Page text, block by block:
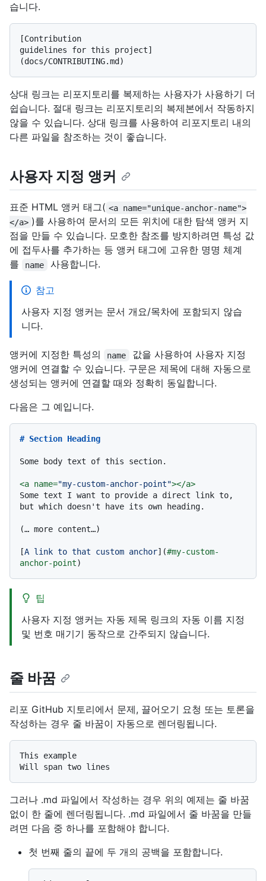
습니다.
[Contribution
guidelines for this project]
상대 링크는 리포지토리를 복제하는 사용자가 사용하기 더
쉽습니다. 절대 링크는 리포지토리의 복제본에서 작동하지
않을 수 있습니다. 상대 링크를 사용하여 리포지토리 내의
다른 파일을 참조하는 것이 좋습니다.
사용자 지정 앵커
표준 HTML 앵커 태그( <a name="unique-anchor-name">
</a> )를 사용하여 문서의 모든 위치에 대한 탐색 앵커 지
점을 만들 수 있습니다. 모호한 참조를 방지하려면 특성 값
에 접두사를 추가하는 등 앵커 태그에 고유한 명명 체계
를
name 사용합니다.
참고
사용자 지정 앵커는 문서 개요/목차에 포함되지 않습
니다.
앵커에 지정한 특성의 name
값을 사용하여 사용자 지정
앵커에 연결할 수 있습니다. 구문은 제목에 대해 자동으로
생성되는 앵커에 연결할 때와 정확히 동일합니다.
다음은 그 예입니다.
# Section Heading
Some body text of this section.
<a name="my-custom-anchor-point"></a>
Some text I want to provide a direct link to,
but which doesn't have its own heading.
(… more content…)
[A link to that custom anchor](#my-custom-
anchor-point
팁
사용자 지정 앵커는 자동 제목 링크의 자동 이름 지정
및 번호 매기기 동작으로 간주되지 않습니다.
줄 바꿈
리포 GitHub 지토리에서 문제, 끌어오기 요청 또는 토론을
작성하는 경우 줄 바꿈이 자동으로 렌더링됩니다.
This example
그러나 .md 파일에서 작성하는 경우 위의 예제는 줄 바꿈
없이 한 줄에 렌더링됩니다. .md 파일에서 줄 바꿈을 만들
려면 다음 중 하나를 포함해야 합니다.
첫 번째 줄의 끝에 두 개의 공백을 포함합니다.